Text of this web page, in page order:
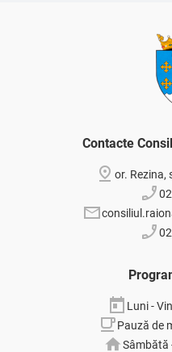
Contacte
or. Rezina,
Luni -
Pauză de
Sâmbătă